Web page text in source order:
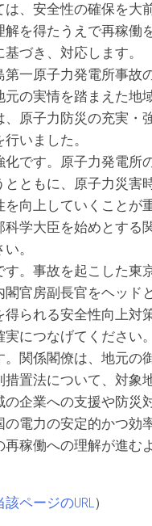
は、安全性の確保を
を得たうえで再稼
づき、対応します。
一原子力発電所事故
の実情を踏まえた地
原子力防災の充実・
いました。
です。原子力発電所
ともに、原子力災
向上していくこと
学大臣を始めとす
。
。事故を起こした東
官房副長官をヘッ
られる安全性向上
につなげてください。
関係閣僚は、地元の
置法について、対
企業への支援や防災
電力の安定的かつ効
稼働への理解が進む
該ページのURL）